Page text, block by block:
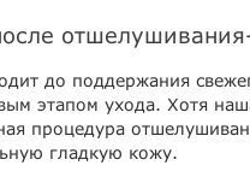
отшелушивания-
до поддержания
этапом ухода. Хотя
процедура
гладкую кожу.